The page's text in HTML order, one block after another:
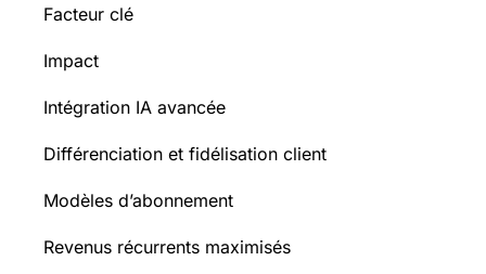
Facteur clé
Impact
Intégration IA avancée
Différenciation et fidélisation client
Modèles d’abonnement
Revenus récurrents maximisés